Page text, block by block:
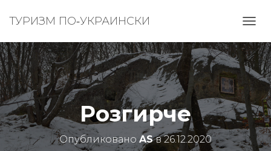
ТУРИЗМ ПО‑УКРАИНСКИ
Е
Р
Е
К
Ю
Ч
Ь
Розгирче
Опубликовано ASв26.12.2020